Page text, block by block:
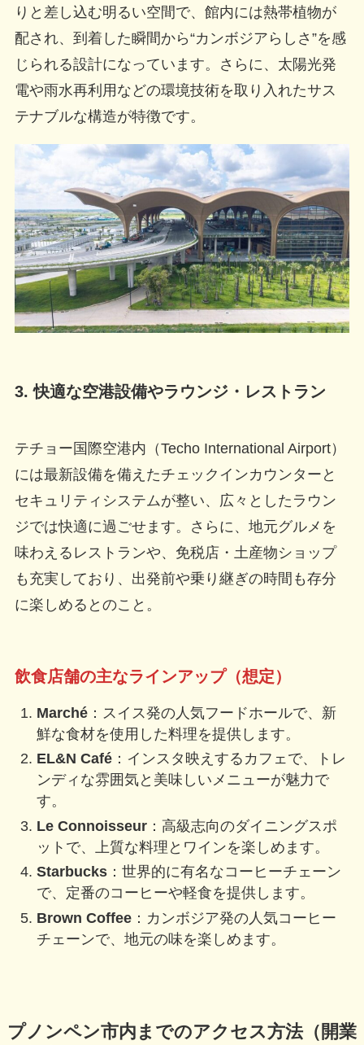
りと差し込む明るい空間で、館内には熱帯植物が
配され、到着した瞬間から“カンボジアらしさ”を感
じられる設計になっています。さらに、太陽光発
電や雨水再利用などの環境技術を取り入れたサス
テナブルな構造が特徴です。
3. 快適な空港設備やラウンジ・レストラン
テチョー国際空港内（Techo International Airport）
には最新設備を備えたチェックインカウンターと
セキュリティシステムが整い、広々としたラウン
ジでは快適に過ごせます。さらに、地元グルメを
味わえるレストランや、免税店・土産物ショップ
も充実しており、出発前や乗り継ぎの時間も存分
に楽しめるとのこと。
飲食店舗の主なラインアップ（想定）
Marché：スイス発の人気フードホールで、新
鮮な食材を使用した料理を提供します。
EL&N Café：インスタ映えするカフェで、トレ
ンディな雰囲気と美味しいメニューが魅力で
す。
Le Connoisseur：高級志向のダイニングスポ
ットで、上質な料理とワインを楽しめます。
Starbucks：世界的に有名なコーヒーチェーン
で、定番のコーヒーや軽食を提供します。
Brown Coffee：カンボジア発の人気コーヒー
チェーンで、地元の味を楽しめます。
プノンペン市内までのアクセス方法（開業